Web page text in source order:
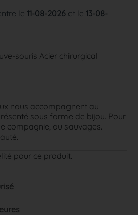
le11-08-2026 et le13-08-
souris Acier chirurgical
nous accompagnent au
sous forme de bijou. Pour
compagnie, ou sauvages.
pour ce produit.